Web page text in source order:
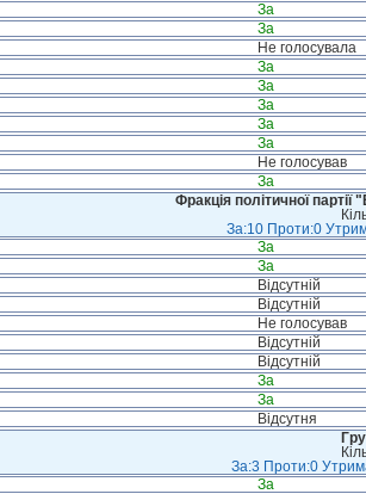
За
За
Не голосувала
За
За
За
За
За
Не голосував
За
Фракція політичної
За:10 Проти:0
За
За
Відсутній
Відсутній
Не голосував
Відсутній
Відсутній
За
За
Відсутня
За:3 Проти:0
За